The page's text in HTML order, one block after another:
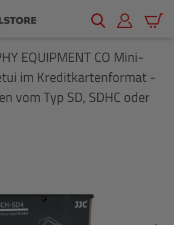
EQUIPMENT CO Mini-
im Kreditkartenformat -
vom Typ SD, SDHC oder